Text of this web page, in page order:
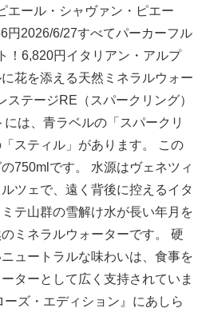
ール・シャヴァン・ピエー
円2026/6/27すべてパーカーフル
！6,820円イタリアン・アルプ
花を添える天然ミネラルウォー
ステージRE（スパークリング）
は、青ラベルの「スパークリ
スティル」があります。 この
750mlです。 水源はヴェネツィ
ツェで、遠く背後に控えるイタ
テ山群の雪解け水が長い年月を
ミネラルウォーターです。 硬
ュートラルな味わいは、食事を
ターとして広く支持されていま
ズ・エディション』にあしら